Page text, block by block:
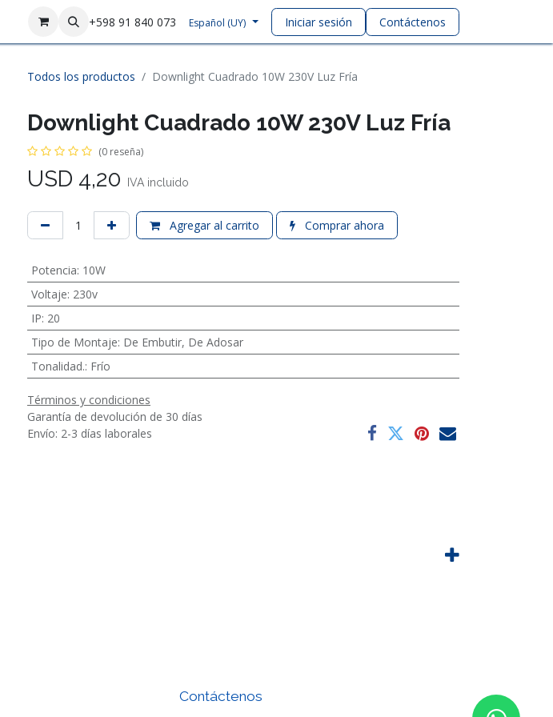
+598 91 840 073 Español (UY) Iniciar sesión Contáctenos
Todos los productos Downlight Cuadrado 10W 230V Luz Fría
Downlight Cuadrado 10W 230V Luz Fría
(0 reseña)
USD 4,20 IVA incluido
Agregar al carrito Comprar ahora
Potencia: 10W
Voltaje: 230v
IP: 20
Tipo de Montaje: De Embutir, De Adosar
Tonalidad.: Frío
Términos y condiciones
Garantía de devolución de 30 días
Envío: 2-3 días laborales
Contáctenos